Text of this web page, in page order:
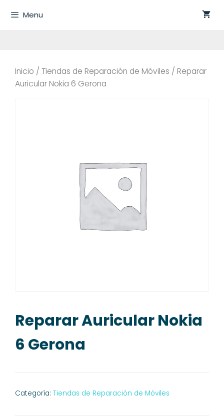
Menu
Inicio / Tiendas de Reparación de Móviles / Reparar
Auricular Nokia 6 Gerona
Reparar Auricular Nokia
6 Gerona
Categoría: Tiendas de Reparación de Móviles